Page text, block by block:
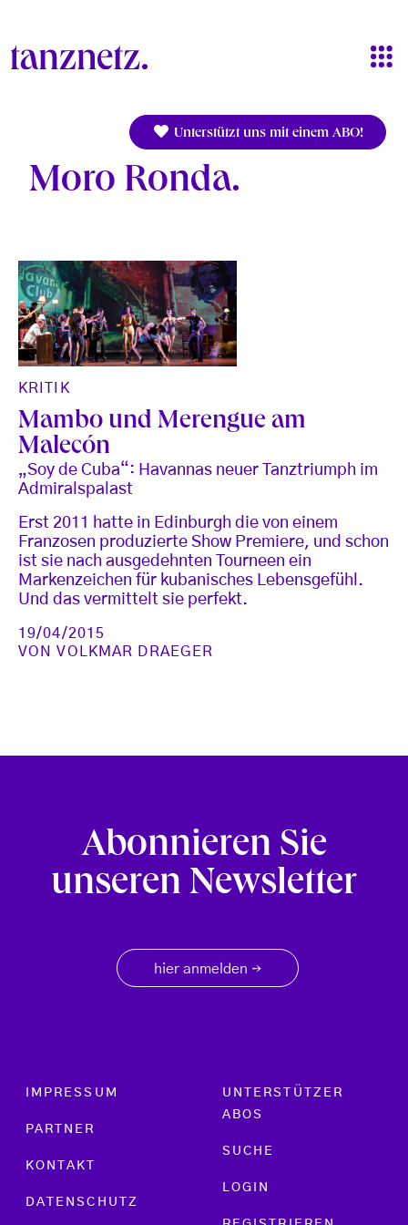
Unterstützt uns mit einem ABO!
Moro Ronda
KRITIK
Mambo und Merengue am
Malecón
„Soy de Cuba“: Havannas neuer Tanztriumph im
Admiralspalast
Erst 2011 hatte in Edinburgh die von einem
Franzosen produzierte Show Premiere, und schon
ist sie nach ausgedehnten Tourneen ein
Markenzeichen für kubanisches Lebensgefühl.
Und das vermittelt sie perfekt.
19/04/2015
VONVOLKMAR DRAEGER
Abonnieren Sie
unseren Newsletter
hier anmelden →
Footer menu
IMPRESSUM
PARTNER
KONTAKT
DATENSCHUTZ
UNTERSTÜTZER
ABOS
SUCHE
LOGIN